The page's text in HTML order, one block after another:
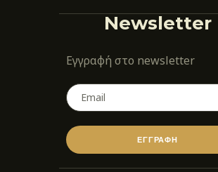
Newsletter
Εγγραφή στο newsletter
ΕΓΓΡΑΦΗ